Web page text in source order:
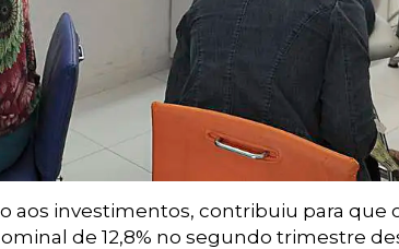
investimentos, contribuiu para que
de 12,8% no segundo trimestre